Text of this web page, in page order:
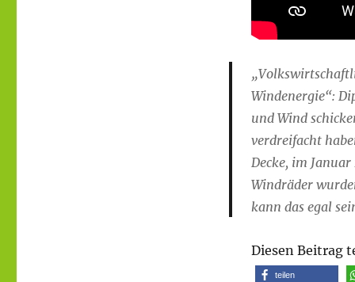
Windenergie“:
und Wind
verdreifacht
Decke, im
Windräder
kann das egal
Diesen Beitrag
teilen